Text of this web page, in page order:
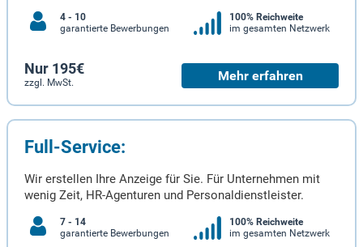
4 - 10
garantierte Bewerbungen
100% Reichweite
im gesamten Netzwerk
Nur 195€
zzgl. MwSt. Mehr erfahren
Full-Service:
Wir erstellen Ihre Anzeige für Sie. Für Unternehmen mit
wenig Zeit, HR-Agenturen und Personaldienstleister.
7 - 14
garantierte Bewerbungen
100% Reichweite
im gesamten Netzwerk